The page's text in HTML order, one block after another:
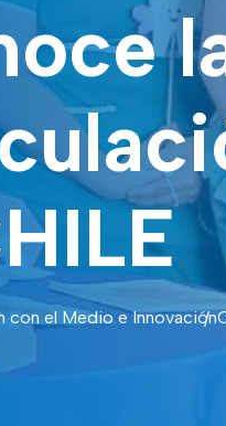
con el Medio e Innovación